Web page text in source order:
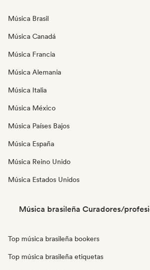
Música Brasil
Música Canadá
Música Francia
Música Alemania
Música Italia
Música México
Música Países Bajos
Música España
Música Reino Unido
Música Estados Unidos
Música brasileña Curadores/
Top música brasileña bookers
Top música brasileña etiquetas